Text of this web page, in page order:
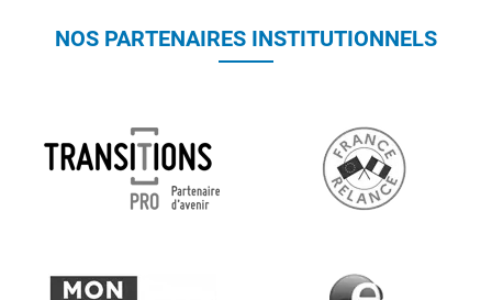
NOS PARTENAIRES INSTITUTIONNELS